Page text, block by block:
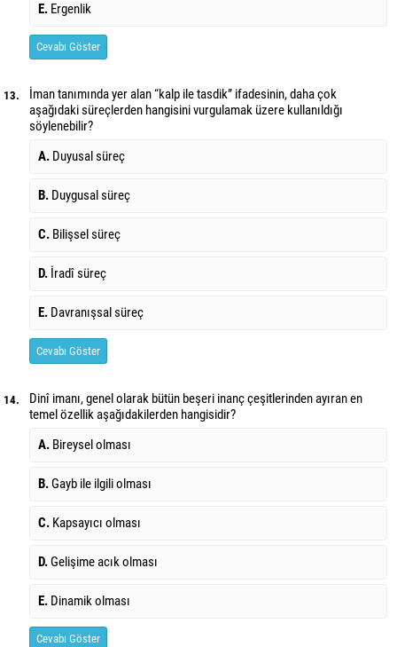
E. Ergenlik
Cevabı Göster
13.
İman tanımında yer alan “kalp ile tasdik” ifadesinin, daha çok
aşağıdaki süreçlerden hangisini vurgulamak üzere kullanıldığı
söylenebilir?
A. Duyusal süreç
B. Duygusal süreç
C. Bilişsel süreç
D. İradî süreç
E. Davranışsal süreç
Cevabı Göster
14.
Dinî imanı, genel olarak bütün beşeri inanç çeşitlerinden ayıran en
temel özellik aşağıdakilerden hangisidir?
A. Bireysel olması
B.Gayb ile ilgili olması
C. Kapsayıcı olması
D.Gelişime acık olması
E. Dinamik olması
Cevabı Göster